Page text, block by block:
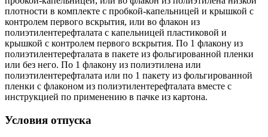
плотности в комплекте с пробкой-капельницей и крышкой с
контролем первого вскрытия, или во флакон из
полиэтилентерефталата с капельницей пластиковой и
крышкой с контролем первого вскрытия. По 1 флакону из
полиэтилентерефталата в пакете из фольгированной пленки
или без него. По 1 флакону из полиэтилена или
полиэтилентерефталата или по 1 пакету из фольгированной
пленки с флаконом из полиэтилентерефталата вместе с
инструкцией по применению в пачке из картона.
Условия отпуска